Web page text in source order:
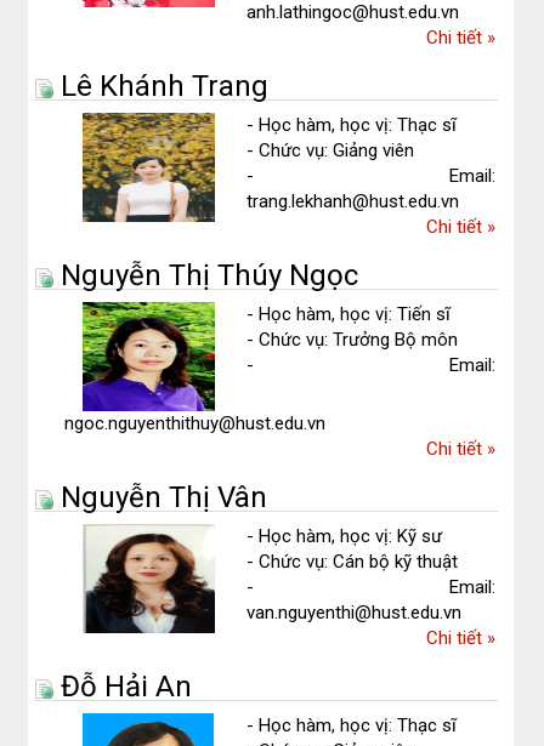
anh.lathingoc@hust.edu.vn
Chi tiếtvề
»
Lê Khánh Trang
- Học hàm, học vị: Thạc sĩ
- Chức vụ: Giảng viên
- Email:
trang.lekhanh@hust.edu.vn
Chi tiếtvề
»
Nguyễn Thị Thúy Ngọc
- Học hàm, học vị: Tiến sĩ
- Chức vụ: Trưởng Bộ môn
- Email:
ngoc.nguyenthithuy@hust.edu.vn
Chi tiếtvề
»
Nguyễn Thị Vân
- Học hàm, học vị: Kỹ sư
- Chức vụ: Cán bộ kỹ thuật
- Email:
van.nguyenthi@hust.edu.vn
Chi tiếtvề
»
Đỗ Hải An
- Học hàm, học vị: Thạc sĩ